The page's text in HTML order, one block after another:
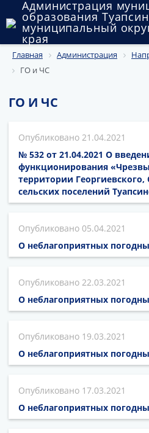
Администрация
образования
муниципальный
края
Округ
Государственный и
Муниципальное имущество
Публичные слушания и
Главная Администрация
ГО и ЧС
ГО И ЧС
21.04.2021
№ 532 от 21.04.2021 О
функционирования
территории Георгиевского,
сельских поселений
05.04.2021
О неблагоприятных
22.03.2021
О неблагоприятных
19.03.2021
О неблагоприятных
17.03.2021
О неблагоприятных